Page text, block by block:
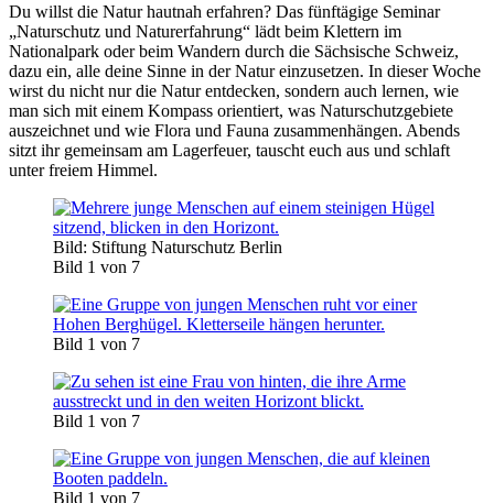
Du willst die Natur hautnah erfahren? Das fünftägige Seminar
„Naturschutz und Naturerfahrung“ lädt beim Klettern im
Nationalpark oder beim Wandern durch die Sächsische Schweiz,
dazu ein, alle deine Sinne in der Natur einzusetzen. In dieser Woche
wirst du nicht nur die Natur entdecken, sondern auch lernen, wie
man sich mit einem Kompass orientiert, was Naturschutzgebiete
auszeichnet und wie Flora und Fauna zusammenhängen. Abends
sitzt ihr gemeinsam am Lagerfeuer, tauscht euch aus und schlaft
unter freiem Himmel.
Bild: Stiftung Naturschutz Berlin
Bild 1 von 7
Bild 1 von 7
Bild 1 von 7
Bild 1 von 7